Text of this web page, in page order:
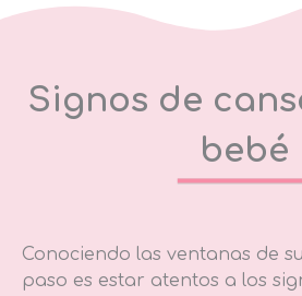
Signos de
bebé
Conociendo las ventanas de
paso es estar atentos a los